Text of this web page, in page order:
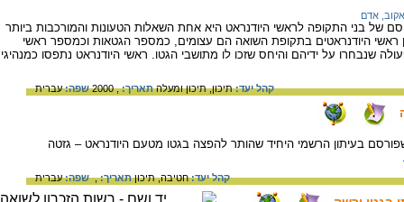
אדם
של בני התקופה לראשי היודנראט היא אחת השאלות הטעונות והמורכבות ביותר
ראשי היודנראטים בתקופת השואה הם עצומים, כמספר הגטאות וכמספר ראשי
שנבחרו על ידיהם והיחס שזכו לו מתושבי הגטו. ראשי היודנראט נתפסו כמנהיגי
קהל יעד:תיכון,תיכון ומעלהתאריך:, 2000 שפה:עברית
בעיתון הרשמי היחיד שהותר להפצה בגטו מטעם היודנראט – גזטה
קהל יעד:חטיבה,תיכוןתאריך:,שפה:עברית